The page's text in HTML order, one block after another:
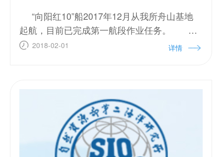
“向阳红10”船2017年12月从我所舟山基地
起航，目前已完成第一航段作业任务。 当
地时间2018年1月6日，科考队在我国西南印度
2018-02-01 详情